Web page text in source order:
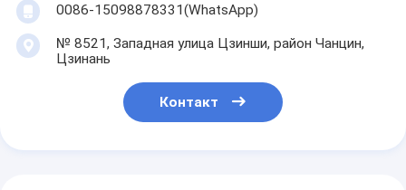
0086-15098878331(WhatsApp)
№ 8521, Западная улица Цзинши, район Чанцин,
Цзинань
Контакт